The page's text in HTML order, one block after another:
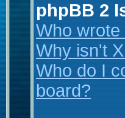
phpBB 2
Who wrote
Why isn't
Who do I
board?